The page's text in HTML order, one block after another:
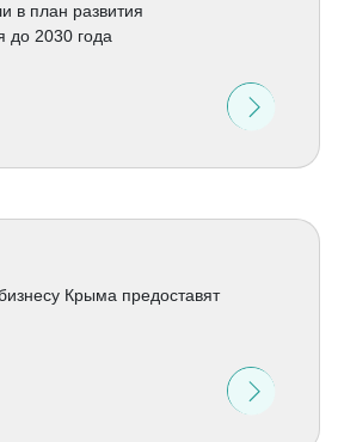
в план развития
до 2030 года
Крыма предоставят